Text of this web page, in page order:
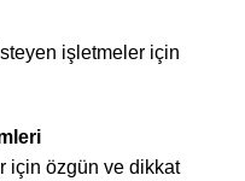
işletmeler için
için özgün ve dikkat